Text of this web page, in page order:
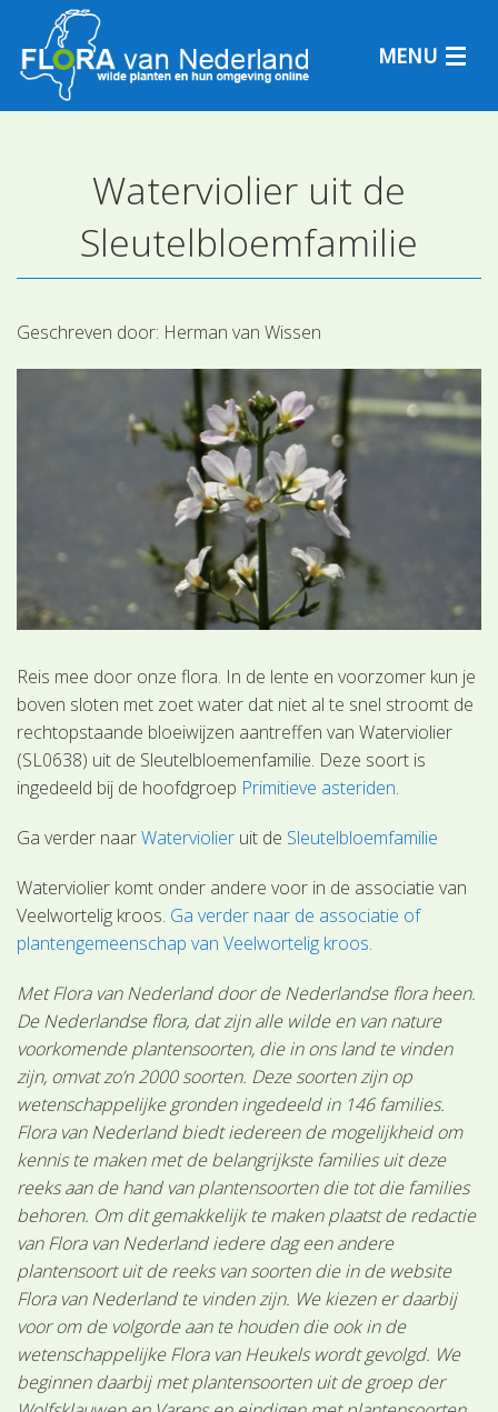
MENU
Plantensoorten
Determineren
Waterviolier uit de
Sleutelbloemfamilie
Geschreven door: Herman van Wissen
Reis mee door onze flora. In de lente en voorzomer kun je
boven sloten met zoet water dat niet al te snel stroomt de
rechtopstaande bloeiwijzen aantreffen van Waterviolier
(SL0638) uit de Sleutelbloemenfamilie. Deze soort is
ingedeeld bij de hoofdgroep Primitieve asteriden.
Ga verder naarWaterviolier uit de Sleutelbloemfamilie
Waterviolier komt onder andere voor in de associatie van
Veelwortelig kroos. Ga verder naar de associatie of
plantengemeenschap van Veelwortelig kroos.
Met Flora van Nederland door de Nederlandse flora heen.
De Nederlandse flora, dat zijn alle wilde en van nature
voorkomende plantensoorten, die in ons land te vinden
zijn, omvat zo’n 2000 soorten. Deze soorten zijn op
wetenschappelijke gronden ingedeeld in 146 families.
Flora van Nederland biedt iedereen de mogelijkheid om
kennis te maken met de belangrijkste families uit deze
reeks aan de hand van plantensoorten die tot die families
behoren. Om dit gemakkelijk te maken plaatst de redactie
van Flora van Nederland iedere dag een andere
plantensoort uit de reeks van soorten die in de website
Flora van Nederland te vinden zijn. We kiezen er daarbij
voor om de volgorde aan te houden die ook in de
wetenschappelijke Flora van Heukels wordt gevolgd. We
beginnen daarbij met plantensoorten uit de groep der